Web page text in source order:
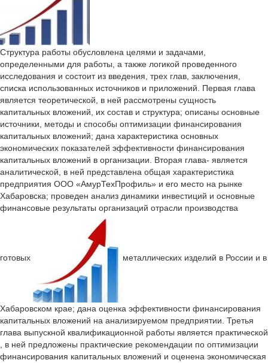
Структура работы обусловлена целями и задачами,
определенными для работы, а также логикой проведенного
исследования и состоит из введения, трех глав, заключения,
списка использованных источников и приложений. Первая глава
является теоретической, в ней рассмотрены сущность
капитальных вложений, их состав и структура; описаны основные
источники, методы и способы оптимизации финансирования
капитальных вложений; дана характеристика основных
экономических показателей эффективности финансирования
капитальных вложений в организации. Вторая глава- является
аналитической, в ней представлена общая характеристика
предприятия ООО «АмурТехПрофиль» и его место на рынке
Хабаровска; проведен анализ динамики инвестиций и основные
финансовые результаты организаций отрасли производства
готовых металлических изделий в России и в
Хабаровском крае; дана оценка эффективности финансирования
капитальных вложений на анализируемом предприятии. Третья
глава выпускной квалификационной работы является практической
, в ней предложены практические рекомендации по оптимизации
финансирования капитальных вложений и оценена экономическая